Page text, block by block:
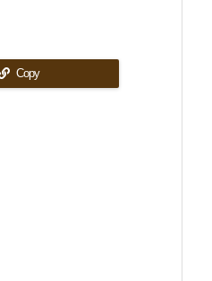
Copy